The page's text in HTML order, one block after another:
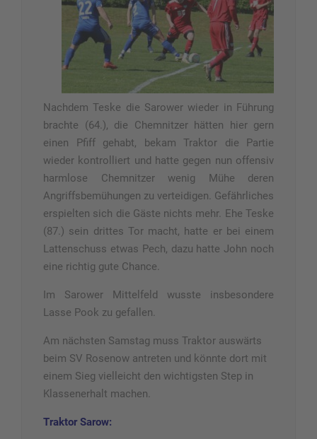
Nachdem Teske die Sarower wieder in Führung
brachte (64.), die Chemnitzer hätten hier gern
einen Pfiff gehabt, bekam Traktor die Partie
wieder kontrolliert und hatte gegen nun offensiv
harmlose Chemnitzer wenig Mühe deren
Angriffsbemühungen zu verteidigen. Gefährliches
erspielten sich die Gäste nichts mehr. Ehe Teske
(87.) sein drittes Tor macht, hatte er bei einem
Lattenschuss etwas Pech, dazu hatte John noch
eine richtig gute Chance.
Im Sarower Mittelfeld wusste insbesondere
Lasse Pook zu gefallen.
Am nächsten Samstag muss Traktor auswärts
beim SV Rosenow antreten und könnte dort mit
einem Sieg vielleicht den wichtigsten Step in
Klassenerhalt machen.
Traktor Sarow: